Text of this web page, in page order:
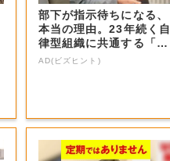
部下が指示待ちになる、
本当の理由。23年続く自
律型組織に共通する「3
つの要素」
AD(ビズヒント)